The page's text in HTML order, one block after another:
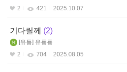
2
421 2025.10.07
기다릴께 2
유둉 유둉둉
2
704 2025.08.05